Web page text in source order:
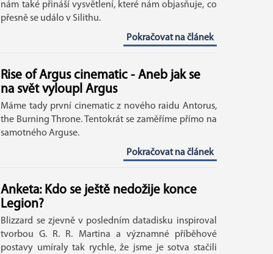
nám také přináší vysvětlení, které nám objasňuje, co
přesně se událo v Silithu.
Pokračovat na článek
Rise of Argus cinematic - Aneb jak se
na svět vyloupl Argus
Máme tady první cinematic z nového raidu Antorus,
the Burning Throne. Tentokrát se zaměříme přímo na
samotného Arguse.
Pokračovat na článek
Anketa: Kdo se ještě nedožije konce
Legion?
Blizzard se zjevně v posledním datadisku inspiroval
tvorbou G. R. R. Martina a významné příběhové
postavy umíraly tak rychle, že jsme je sotva stačili